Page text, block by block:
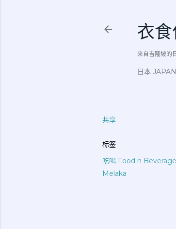
衣
来自吉隆坡的
日本 JAPAN
共享
标签
吃喝 Food n Beverage
Melaka